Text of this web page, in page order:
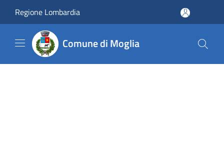
Regione Lombardia
Comune di Moglia